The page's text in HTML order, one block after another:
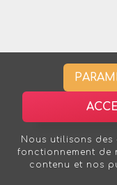
Nous utilisons
fonctionnement de
contenu et nos